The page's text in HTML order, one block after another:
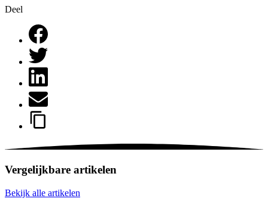
Deel
Vergelijkbare artikelen
Bekijk alle artikelen